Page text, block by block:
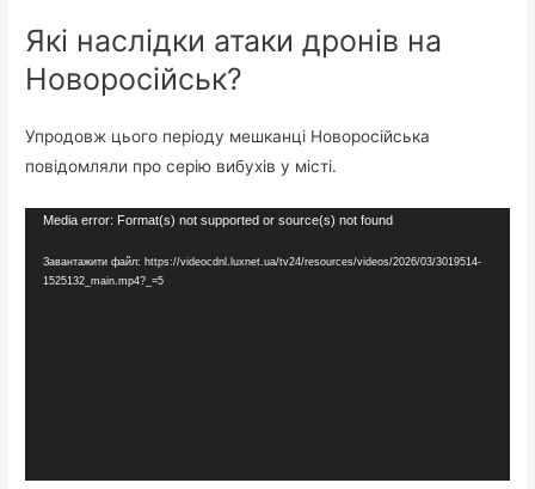
Які наслідки атаки дронів на
Новоросійськ?
Упродовж цього періоду мешканці Новоросійська
повідомляли про серію вибухів у місті.
Відеопрогравач
Media error: Format(s) not supported or source(s) not found
Завантажити файл: https://videocdnl.luxnet.ua/tv24/resources/videos/2026/03/3019514-
1525132_main.mp4?_=5